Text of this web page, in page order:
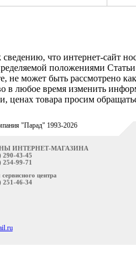
что интернет-сайт
положениями
не может быть рассмотрено
в любое время изменить
ценах товара просим
"Парад" 1993-2026
ИНТЕРНЕТ-МАГАЗИНА
290-43-45
254-99-71
центра
251-46-34